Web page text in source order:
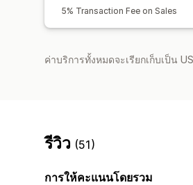
5% Transaction Fee on Sales
ค่าบริการทั้งหมดจะเรียกเก็บเป็น
รีวิว (51)
การให้คะแนนโดยรวม